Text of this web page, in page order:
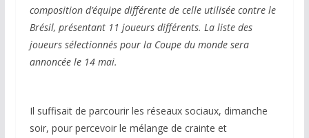
composition d’équipe différente de celle utilisée contre le
Brésil, présentant 11 joueurs différents. La liste des
joueurs sélectionnés pour la Coupe du monde sera
annoncée le 14 mai.
Il suffisait de parcourir les réseaux sociaux, dimanche
soir, pour percevoir le mélange de crainte et